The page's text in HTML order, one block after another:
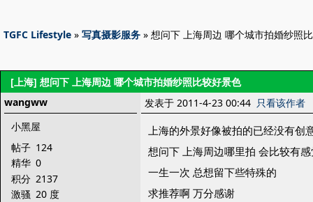
TGFC Lifestyle » 写真摄影服务 » 想问下 上海周边 哪个城市拍婚纱照
[上海] 想问下 上海周边 哪个城市拍婚纱照比较好景色
wangww
小黑屋
帖子 124
精华 0
积分 2137
激骚 20 度
发表于 2011-4-23 00:44 只看该作者
上海的外景好像被拍的已经没有创
想问下 上海周边哪里拍 会比较有
一生一次 总想留下些特殊的
求推荐啊 万分感谢